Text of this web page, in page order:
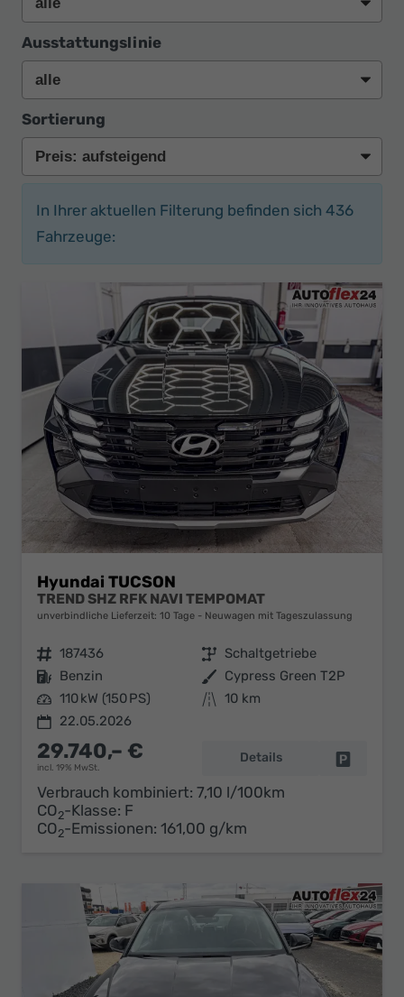
Ausstattungslinie
Sortierung
In Ihrer aktuellen Filterung befinden sich 436
Fahrzeuge:
Hyundai TUCSON
TREND SHZ RFK NAVI TEMPOMAT
unverbindliche Lieferzeit: 10 Tage Neuwagen mit Tageszulassung
Fahrzeugnr. 187436 Getriebe Schaltgetriebe
Kraftstoff Benzin Außenfarbe Cypress Green T2P
Leistung 110 kW (150 PS) Kilometerstand 10 km
22.05.2026
29.740,– €
incl. 19% MwSt.
Details
Verbrauch kombiniert: 7,10 l/100km
CO2-Klasse: F
CO2-Emissionen: 161,00 g/km